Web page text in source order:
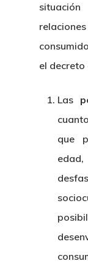
el decreto
Las
que